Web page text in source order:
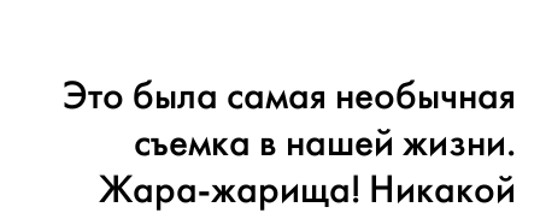
Это была самая необычная
съемка в нашей жизни.
Жара-жарища! Никакой